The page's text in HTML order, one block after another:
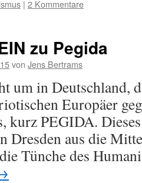
| 2 Kommentare
zu Pegida
von Jens Bertrams
um in Deutschland,
Europäer
kurz PEGIDA.
Dresden aus die
Tünche des